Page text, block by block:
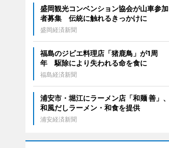
盛岡観光コンベンション協会が山車参加
者募集 伝統に触れるきっかけに
盛岡経済新聞
福島のジビエ料理店「猪鹿鳥」が1周
年 駆除により失われる命を食に
福島経済新聞
浦安市・堀江にラーメン店「和麺 善」、
和風だしラーメン・和食を提供
浦安経済新聞